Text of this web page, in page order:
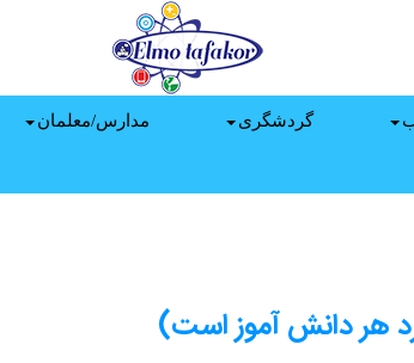
گردشگری مدارس/معلمان
هر دانش آموز است)